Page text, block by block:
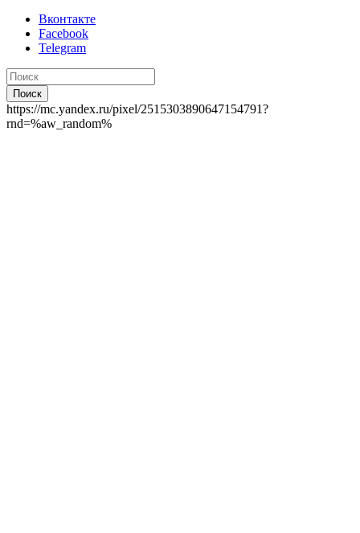
Вконтакте
Facebook
Telegram
Поиск
https://mc.yandex.ru/pixel/2515303890647154791?
rnd=%aw_random%